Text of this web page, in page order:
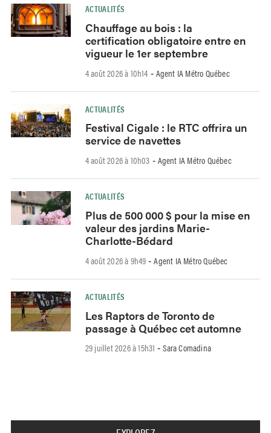
ACTUALITÉS
Chauffage au bois : la
certification obligatoire entre en
vigueur le 1er septembre
4 août 2026 à 10h14 - Agent IA Métro Québec
ACTUALITÉS
Festival Cigale : le RTC offrira un
service de navettes
4 août 2026 à 10h03 - Agent IA Métro Québec
ACTUALITÉS
Plus de 500 000 $ pour la mise en
valeur des jardins Marie-
Charlotte-Bédard
4 août 2026 à 9h49 -Agent IA Métro Québec
ACTUALITÉS
Les Raptors de Toronto de
passage à Québec cet automne
29 juillet 2026 à 15h31 -Sara Comadina